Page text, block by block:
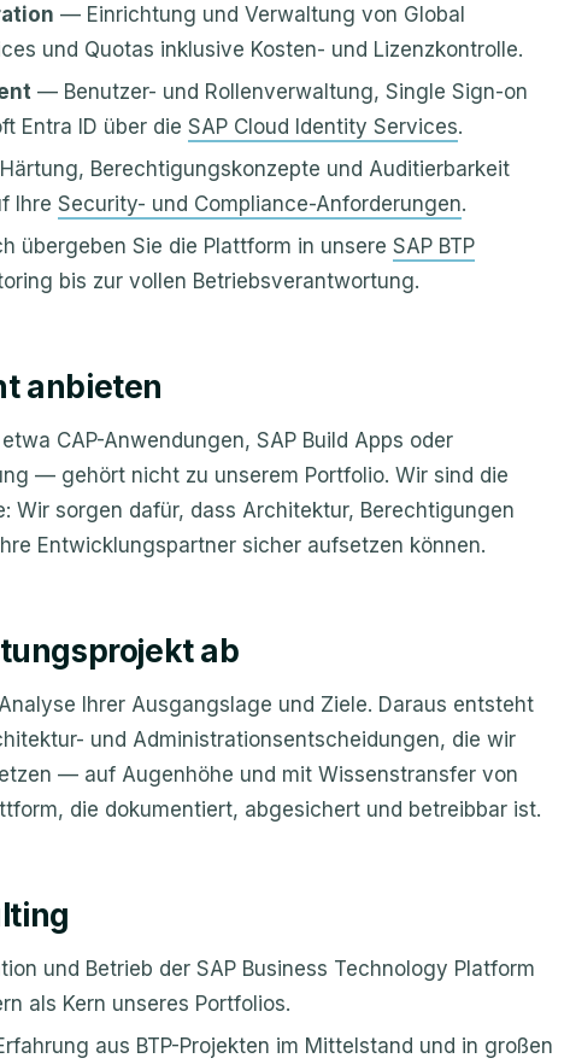
— Einrichtung und Verwaltung von Global
und Quotas inklusive Kosten- und Lizenzkontrolle.
— Benutzer- und Rollenverwaltung, Single Sign-on
Entra ID über die SAP Cloud Identity Services.
Berechtigungskonzepte und Auditierbarkeit
Ihre Security- und Compliance-Anforderungen.
übergeben Sie die Plattform in unsere SAP BTP
bis zur vollen Betriebsverantwortung.
anbieten
CAP-Anwendungen, SAP Build Apps oder
— gehört nicht zu unserem Portfolio. Wir sind die
Wir sorgen dafür, dass Architektur, Berechtigungen
Entwicklungspartner sicher aufsetzen können.
ab
Ihrer Ausgangslage und Ziele. Daraus entsteht
und Administrationsentscheidungen, die wir
— auf Augenhöhe und mit Wissenstransfer von
die dokumentiert, abgesichert und betreibbar ist.
und Betrieb der SAP Business Technology Platform
als Kern unseres Portfolios.
aus BTP-Projekten im Mittelstand und in großen